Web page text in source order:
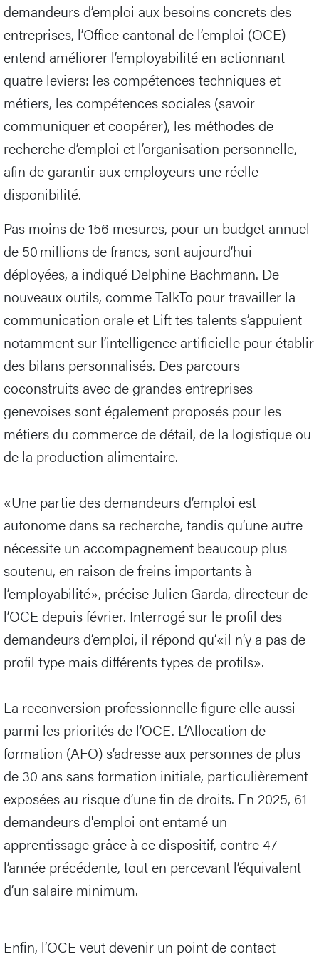
demandeurs d’emploi aux besoins concrets des
entreprises, l’Office cantonal de l’emploi (OCE)
entend améliorer l’employabilité en actionnant
quatre leviers: les compétences techniques et
métiers, les compétences sociales (savoir
communiquer et coopérer), les méthodes de
recherche d’emploi et l’organisation personnelle,
afin de garantir aux employeurs une réelle
disponibilité.
Pas moins de 156 mesures, pour un budget annuel
de 50 millions de francs, sont aujourd’hui
déployées, a indiqué Delphine Bachmann. De
nouveaux outils, comme TalkTo pour travailler la
communication orale et Lift tes talents s’appuient
notamment sur l’intelligence artificielle pour établir
des bilans personnalisés. Des parcours
coconstruits avec de grandes entreprises
genevoises sont également proposés pour les
métiers du commerce de détail, de la logistique ou
de la production alimentaire.
«Une partie des demandeurs d’emploi est
autonome dans sa recherche, tandis qu’une autre
nécessite un accompagnement beaucoup plus
soutenu, en raison de freins importants à
l’employabilité», précise Julien Garda, directeur de
l’OCE depuis février. Interrogé sur le profil des
demandeurs d’emploi, il répond qu’«il n’y a pas de
profil type mais différents types de profils».
La reconversion professionnelle figure elle aussi
parmi les priorités de l’OCE. L’Allocation de
formation (AFO) s’adresse aux personnes de plus
de 30 ans sans formation initiale, particulièrement
exposées au risque d’une fin de droits. En 2025, 61
demandeurs d'emploi ont entamé un
apprentissage grâce à ce dispositif, contre 47
l’année précédente, tout en percevant l’équivalent
d’un salaire minimum.
Enfin, l’OCE veut devenir un point de contact